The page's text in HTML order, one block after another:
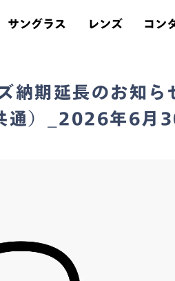
サングラス レンズ コン
プ共通）_2026年6月30日更新
納期延長のお知ら
通）_2026年6月